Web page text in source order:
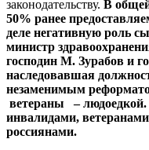
законодательству. В
50% ранее
деле негативную роль
министр
господин М. Зурабов и
наследовавшая
незаменимым
ветераны – людоедкой.
инвалидами,
россиянами.